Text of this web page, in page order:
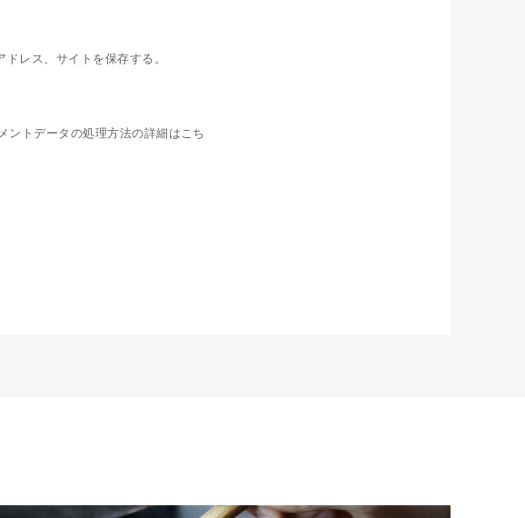
レス、サイトを保存する。
ントデータの処理方法の詳細はこち